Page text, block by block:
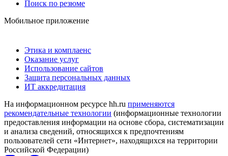
Поиск по резюме
Мобильное приложение
Этика и комплаенс
Оказание услуг
Использование сайтов
Защита персональных данных
ИТ аккредитация
На информационном ресурсе hh.ru применяются
рекомендательные технологии (информационные технологии
предоставления информации на основе сбора, систематизации
и анализа сведений, относящихся к предпочтениям
пользователей сети «Интернет», находящихся на территории
Российской Федерации)